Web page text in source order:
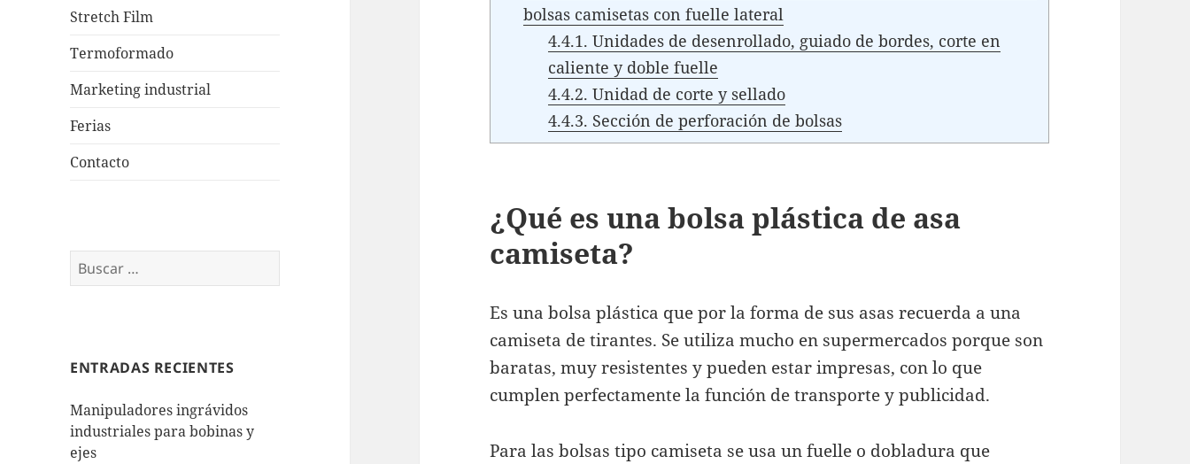
Stretch Film
Termoformado
Marketing industrial
Ferias
Contacto
Buscar:
ENTRADAS RECIENTES
Manipuladores ingrávidos
industriales para bobinas y
ejes
bolsas camisetas con fuelle lateral
4.4.1. Unidades de desenrollado, guiado de bordes, corte en
caliente y doble fuelle
4.4.2. Unidad de corte y sellado
4.4.3. Sección de perforación de bolsas
¿Qué es una bolsa plástica de asa
camiseta?
Es una bolsa plástica que por la forma de sus asas recuerda a una
camiseta de tirantes. Se utiliza mucho en supermercados porque son
baratas, muy resistentes y pueden estar impresas, con lo que
cumplen perfectamente la función de transporte y publicidad.
Para las bolsas tipo camiseta se usa un fuelle o dobladura que